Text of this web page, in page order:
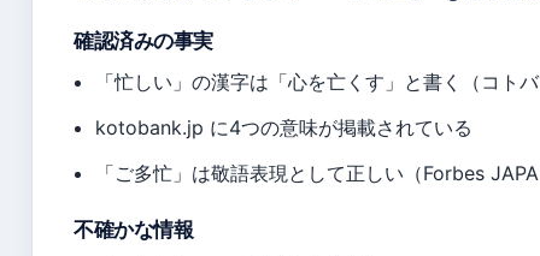
確認済みの事実
「忙しい」の漢字は「心を亡くす」と書く（コト
kotobank.jp に4つの意味が掲載されている
「ご多忙」は敬語表現として正しい（Forbes
不確かな情報